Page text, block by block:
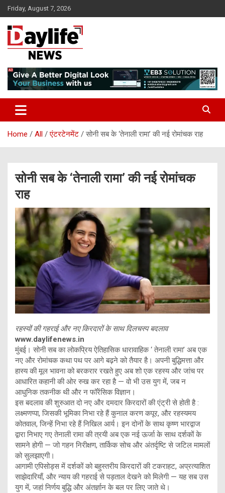
Skip
to
content
Friday, August 7, 2026
daylifenews
Home All एंटरटेनमेंट सोनी सब के ‘तेनाली रामा’ की नई रोमांचक राह
सोनी सब के ‘तेनाली रामा’ की नई रोमांचक
राह
रहस्यों की गहराई और नए किरदारों के साथ दिलचस्प बदलाव
www.daylifenews.in
मुंबई। सोनी सब का लोकप्रिय ऐतिहासिक धारावाहिक ‘ तेनाली रामा’ अब एक
नए और रोमांचक कथा पथ पर आगे बढ़ने को तैयार है। अपनी बुद्धिमत्ता और
हास्य की मूल भावना को बरकरार रखते हुए अब शो एक रहस्य और जांच पर
आधारित कहानी की ओर रुख कर रहा है — वो भी उस युग में, जब न
आधुनिक तकनीक थी और न फॉरेंसिक विज्ञान।
इस बदलाव की शुरुआत दो नए और दमदार किरदारों की एंट्री से होती है :
लक्ष्मणप्पा, जिसकी भूमिका निभा रहे हैं कुनाल करण कपूर, और रहस्यमय
कोतवाल, जिन्हें निभा रहे हैं निखिल आर्य। इन दोनों के साथ कृष्ण भारद्वाज
द्वारा निभाए गए तेनाली रामा की त्रयी अब एक नई ऊर्जा के साथ दर्शकों के
सामने होगी — जो गहन निरीक्षण, तार्किक सोच और अंतर्दृष्टि से जटिल मामलों
को सुलझाएगी।
आगामी एपिसोड्स में दर्शकों को बहुस्तरीय किरदारों की टकराहट, अप्रत्याशित
साझेदारियाँ, और न्याय की गहराई से पड़ताल देखने को मिलेगी — यह सब उस
युग में, जहां निर्णय बुद्धि और अंतर्ज्ञान के बल पर लिए जाते थे।